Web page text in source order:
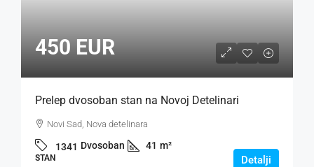
450 EUR
Prelep dvosoban stan na Novoj Detelinari
Novi Sad, Nova detelinara
1341 Dvosoban 41 m²
STAN Detalji